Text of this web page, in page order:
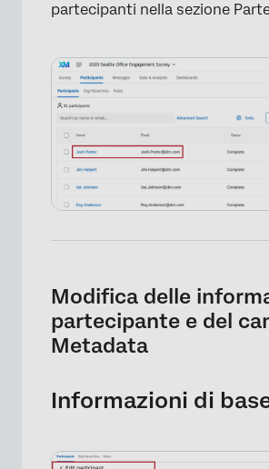
partecipanti nella sezione
Modifica delle
partecipante e del
Metadata
Informazioni di